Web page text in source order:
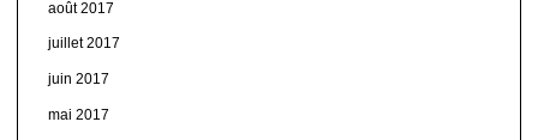
août 2017
juillet 2017
juin 2017
mai 2017